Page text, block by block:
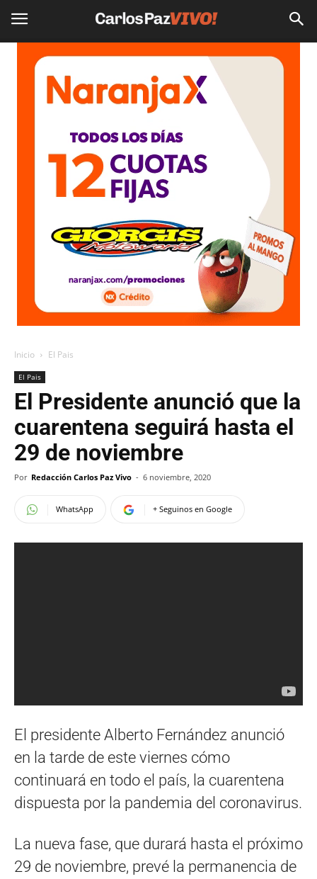
Inicio El Pais
El Pais
El Presidente anunció que la
cuarentena seguirá hasta el
29 de noviembre
Por Redacción Carlos Paz Vivo - 6 noviembre, 2020
WhatsApp + Seguinos en Google
El presidente Alberto Fernández anunció
en la tarde de este viernes cómo
continuará en todo el país, la cuarentena
dispuesta por la pandemia del coronavirus.
La nueva fase, que durará hasta el próximo
29 de noviembre, prevé la permanencia de